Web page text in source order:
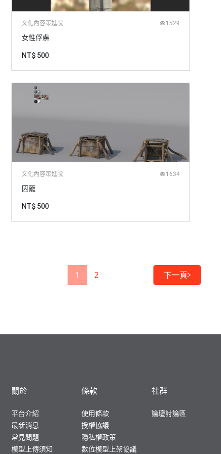
文化內容策進院 1529
女性俘虜
NT$ 500
文化內容策進院 1634
囚籠
NT$ 500
1 2 下一頁
關於
平台介紹
最新消息
常見問題
模型上傳須知
條款
使用條款
授權協議
隱私權政策
數位模型上架協議
社群
論壇討論區